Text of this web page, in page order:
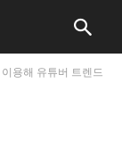
용해 유튜버 트렌드